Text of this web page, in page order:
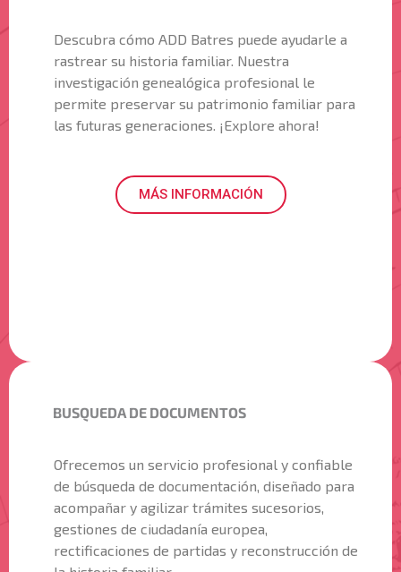
Descubra cómo ADD Batres puede ayudarle a
rastrear su historia familiar. Nuestra
investigación genealógica profesional le
permite preservar su patrimonio familiar para
las futuras generaciones. ¡Explore ahora!
MÁS INFORMACIÓN
BUSQUEDA DE DOCUMENTOS
Ofrecemos un servicio profesional y confiable
de búsqueda de documentación, diseñado para
acompañar y agilizar trámites sucesorios,
gestiones de ciudadanía europea,
rectificaciones de partidas y reconstrucción de